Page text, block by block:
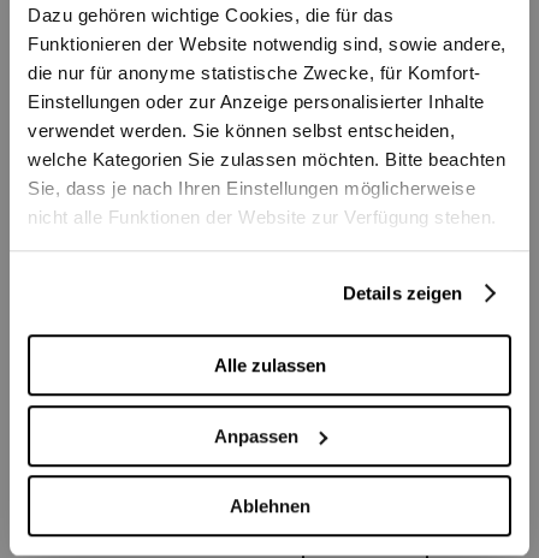
Dazu gehören wichtige Cookies, die für das
Funktionieren der Website notwendig sind, sowie andere,
die nur für anonyme statistische Zwecke, für Komfort-
Einstellungen oder zur Anzeige personalisierter Inhalte
verwendet werden. Sie können selbst entscheiden,
welche Kategorien Sie zulassen möchten. Bitte beachten
Sie, dass je nach Ihren Einstellungen möglicherweise
nicht alle Funktionen der Website zur Verfügung stehen.
Details zeigen
Alle zulassen
Anpassen
Ablehnen
©
Tickets
CHF 5 - 8
Sa
11:00
Führung für Kinder und
Familien
Info
Sonderveranstaltungen
Milonga del Teatro
Stadttheater Foyer
26.10.2026 - 03.05.2027